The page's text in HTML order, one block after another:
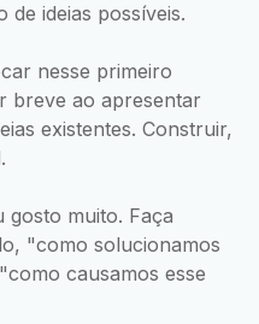
ideias possíveis.
nesse primeiro
breve ao apresentar
existentes. Construir,
gosto muito. Faça
"como solucionamos
causamos esse